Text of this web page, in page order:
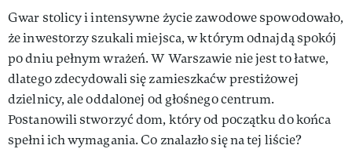
Gwar stolicy i intensywne życie zawodowe spowodowało,
że inwestorzy szukali miejsca, w którym odnajdą spokój
po dniu pełnym wrażeń. W Warszawie nie jest to łatwe,
dlatego zdecydowali się zamieszkaćw prestiżowej
dzielnicy, ale oddalonej od głośnego centrum.
Postanowili stworzyć dom, który od początku do końca
spełni ich wymagania. Co znalazło się na tej liście?